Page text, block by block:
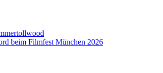
beim Filmfest München 2026